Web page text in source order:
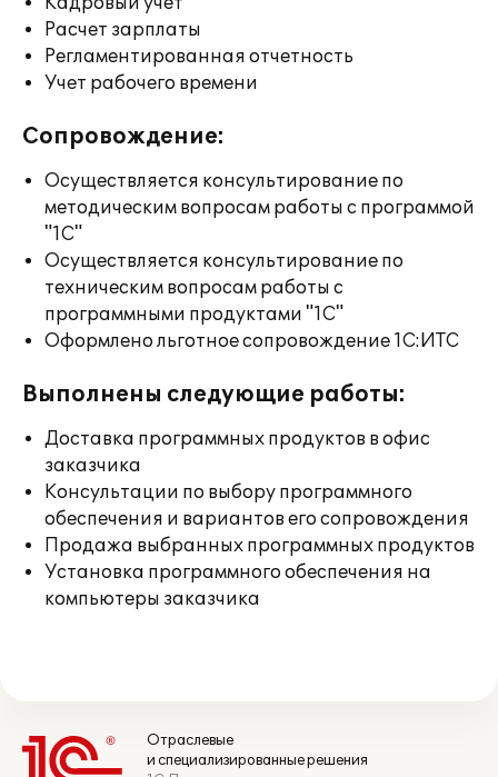
Расчет зарплаты
Регламентированная отчетность
Учет рабочего времени
Сопровождение:
Осуществляется консультирование по
методическим вопросам работы с программой
"1С"
Осуществляется консультирование по
техническим вопросам работы с
программными продуктами "1С"
Оформлено льготное сопровождение 1С:ИТС
Выполнены следующие работы:
Доставка программных продуктов в офис
заказчика
Консультации по выбору программного
обеспечения и вариантов его сопровождения
Продажа выбранных программных продуктов
Установка программного обеспечения на
компьютеры заказчика
Отраслевые
и специализированные решения